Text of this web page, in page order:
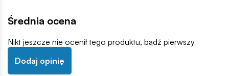
Średnia ocena
Nikt jeszcze nie ocenił tego produktu, bądź pierwszy
Dodaj opinię